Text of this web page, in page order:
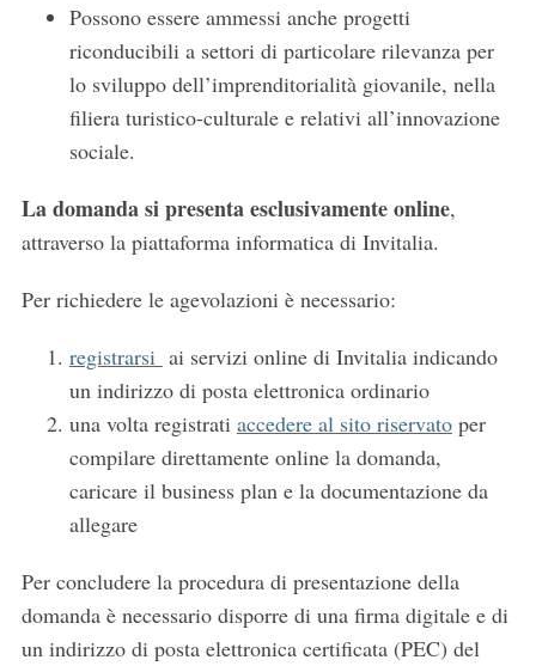
Possono essere ammessi anche progetti
riconducibili a settori di particolare rilevanza per
lo sviluppo dell’imprenditorialità giovanile, nella
filiera turistico-culturale e relativi all’innovazione
sociale.
La domanda si presenta esclusivamente online,
attraverso la piattaforma informatica di Invitalia.
Per richiedere le agevolazioni è necessario:
registrarsi ai servizi online di Invitalia indicando
un indirizzo di posta elettronica ordinario
una volta registrati accedere al sito riservatoper
compilare direttamente online la domanda,
caricare il business plan e la documentazione da
allegare
Per concludere la procedura di presentazione della
domanda è necessario disporre di una firma digitale e di
un indirizzo di posta elettronica certificata (PEC) del